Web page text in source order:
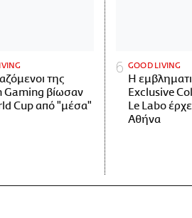
της
Gaming βίωσαν
Cup από "μέσα"
GOOD LIVING
Η
Exclusive
Le Labo
Αθήνα